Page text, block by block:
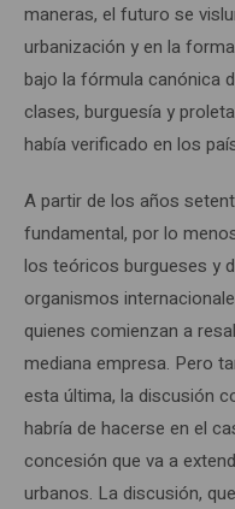
maneras, el futuro se
urbanización y en la
bajo la fórmula canónica
clases, burguesía y
había verificado en los
A partir de los años
fundamental, por lo
los teóricos burgueses y
organismos
quienes comienzan a
mediana empresa. Pero
esta última, la discusión
habría de hacerse en el
concesión que va a
urbanos. La discusión,